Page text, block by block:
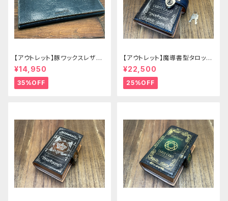
【アウトレット】豚ワックスレザー
のかぶせタイプの紳士長財布
¥14,950
35%OFF
【アウトレット】魔導書型タロット
カードケース Grimoire 青の書
¥22,500
25%OFF